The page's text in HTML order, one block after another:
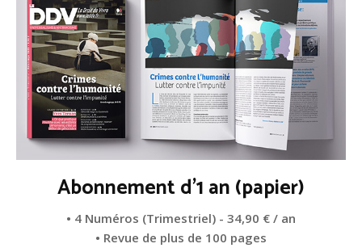
Abonnement d'1 an (papier)
• 4 Numéros (Trimestriel) - 34,90 € / an
• Revue de plus de 100 pages